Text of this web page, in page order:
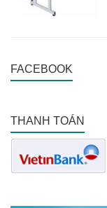
FACEBOOK
THANH TOÁN